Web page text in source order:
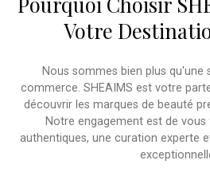
Votre
Nous sommes bien plus
commerce. SHEAIMS est votre
découvrir les marques de beauté
Notre engagement est de
authentiques, une curation experte